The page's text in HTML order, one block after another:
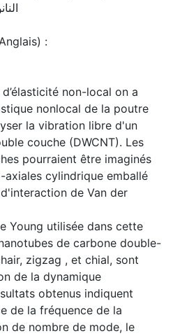
:
non-local on a
nonlocal de la poutre
la vibration libre d'un
couche (DWCNT). Les
pourraient être imaginés
cylindrique emballé
de Van der
Young utilisée dans cette
de carbone double-
zigzag , et chial, sont
de la dynamique
obtenus indiquent
de la fréquence de la
de nombre de mode, le